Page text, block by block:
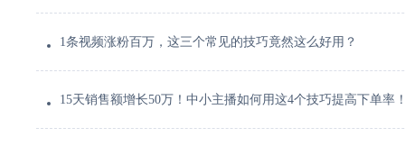
1条视频涨粉百万，这三个常见的技巧竟然这么好用？
15天销售额增长50万！中小主播如何用这4个技巧提高下单率